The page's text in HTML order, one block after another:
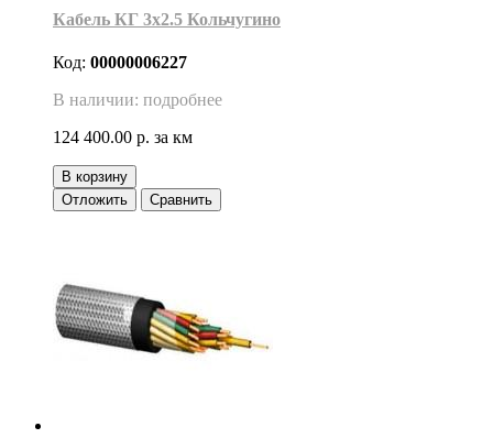
Кабель КГ 3х2.5 Кольчугино
Код: 00000006227
В наличии: подробнее
124 400.00 р. за км
В корзину
Отложить
Сравнить